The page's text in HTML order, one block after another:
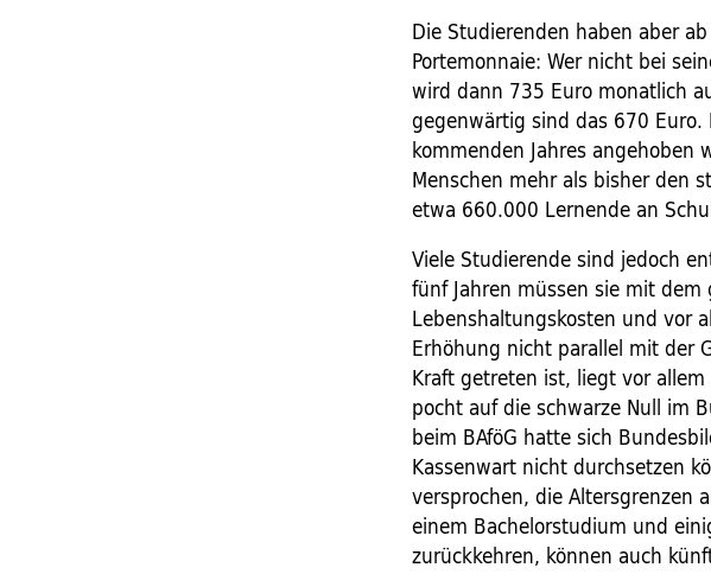
Die Studierenden haben aber
Portemonnaie: Wer nicht bei
wird dann 735 Euro monatlich
gegenwärtig sind das 670
kommenden Jahres
Menschen mehr als bisher den
etwa 660.000 Lernende an
Viele Studierende sind jedoch
fünf Jahren müssen sie mit
Lebenshaltungskosten und vor
Erhöhung nicht parallel mit der
Kraft getreten ist, liegt vor
pocht auf die schwarze Null im
beim BAföG hatte sich
Kassenwart nicht durchsetzen
versprochen, die Altersgrenzen
einem Bachelorstudium und
zurückkehren, können auch